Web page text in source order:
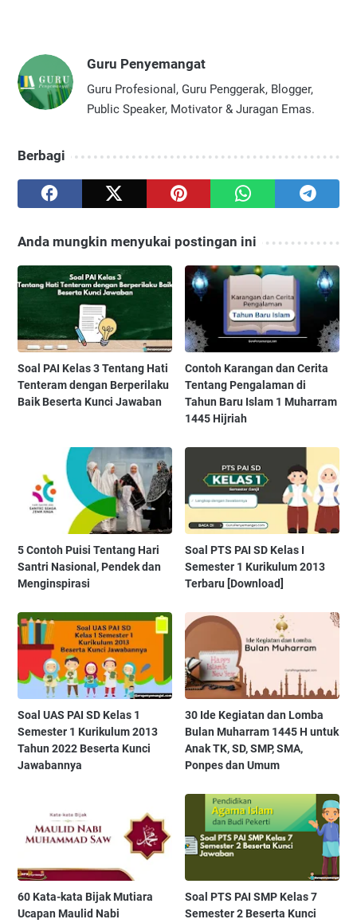
Guru Penyemangat
Guru Profesional, Guru Penggerak, Blogger,
Public Speaker, Motivator & Juragan Emas.
Berbagi
Anda mungkin menyukai postingan ini
Soal PAI Kelas 3 Tentang Hati
Tenteram dengan Berperilaku
Baik Beserta Kunci Jawaban
Contoh Karangan dan Cerita
Tentang Pengalaman di
Tahun Baru Islam 1 Muharram
1445 Hijriah
5 Contoh Puisi Tentang Hari
Santri Nasional, Pendek dan
Menginspirasi
Soal PTS PAI SD Kelas I
Semester 1 Kurikulum 2013
Terbaru [Download]
Soal UAS PAI SD Kelas 1
Semester 1 Kurikulum 2013
Tahun 2022 Beserta Kunci
Jawabannya
30 Ide Kegiatan dan Lomba
Bulan Muharram 1445 H untuk
Anak TK, SD, SMP, SMA,
Ponpes dan Umum
60 Kata-kata Bijak Mutiara
Ucapan Maulid Nabi
Soal PTS PAI SMP Kelas 7
Semester 2 Beserta Kunci